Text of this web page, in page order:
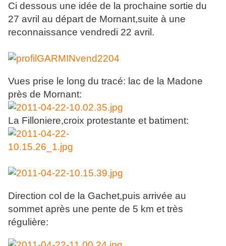
Ci dessous une idée de la prochaine sortie du
27 avril au départ de Mornant,suite à une
reconnaissance vendredi 22 avril.
Vues prise le long du tracé: lac de la Madone
près de Mornant:
La Filloniere,croix protestante et batiment:
Direction col de la Gachet,puis arrivée au
sommet après une pente de 5 km et très
régulière: